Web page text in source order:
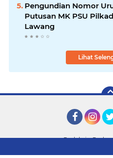
Pengundian Nomor
Putusan MK PSU
Lawang
Lihat
Redaksi